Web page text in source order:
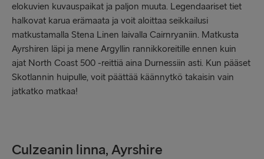
elokuvien kuvauspaikat ja paljon muuta. Legendaariset tiet
halkovat karua erämaata ja voit aloittaa seikkailusi
matkustamalla Stena Linen laivalla Cairnryaniin. Matkusta
Ayrshiren läpi ja mene Argyllin rannikkoreitille ennen kuin
ajat North Coast 500 -reittiä aina Durnessiin asti. Kun pääset
Skotlannin huipulle, voit päättää käännytkö takaisin vain
jatkatko matkaa!
Culzeanin linna, Ayrshire